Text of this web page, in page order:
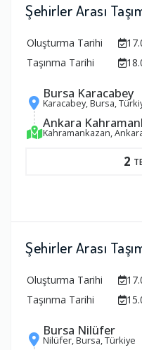
Şehirler Arası
Oluşturma Tarihi
Taşınma Tarihi
Bursa Karacabey
Karacabey, Bursa,
Ankara
Kahramankazan,
2
Şehirler Arası
Oluşturma Tarihi
Taşınma Tarihi
Bursa Nilüfer
Nilüfer, Bursa, Türkiye